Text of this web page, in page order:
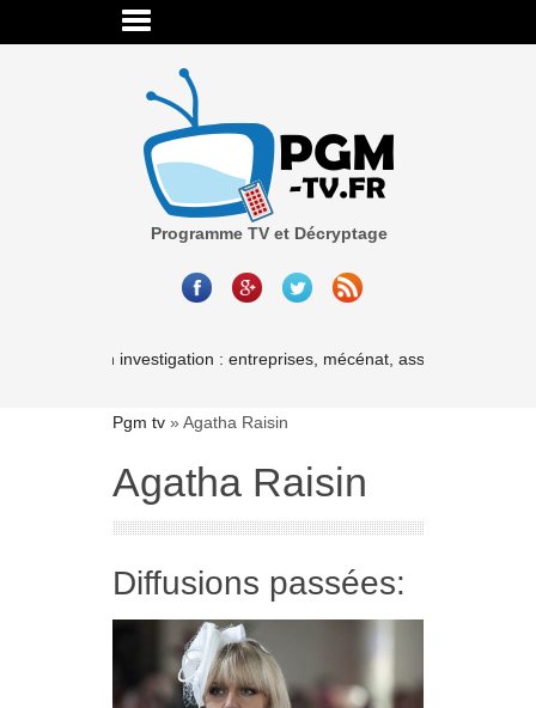
Programme TV et Décryptage
Cash investigation : entreprises, mécénat, associations-les
Pgm tv » Agatha Raisin
Agatha Raisin
Diffusions passées: